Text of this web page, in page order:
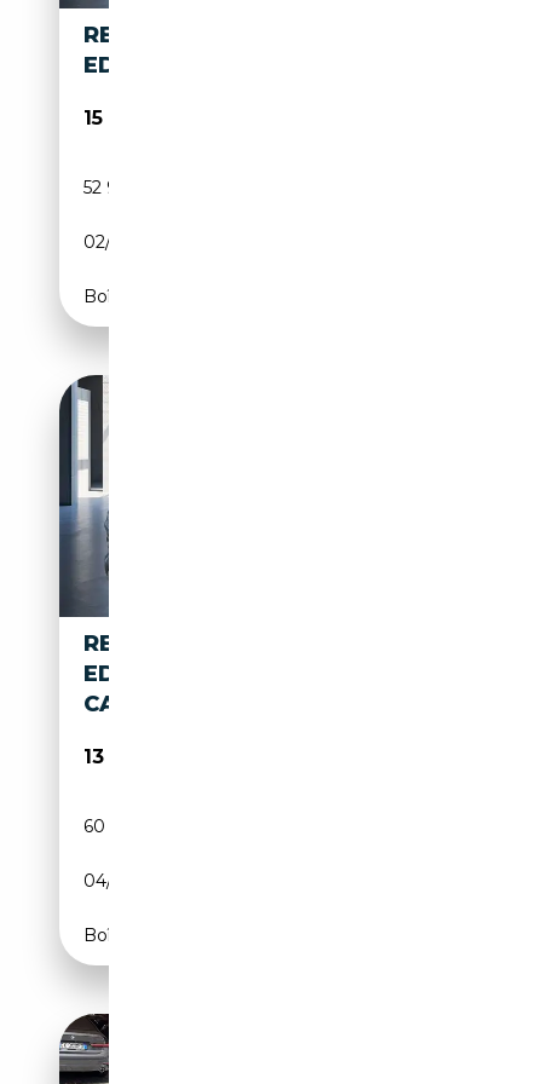
RENAULT KADJAR BUSINESS
EDITION TCE 140 EDC GPF
15 890€
52 997 km
02/2022
Boîte automatique
RENAULT KADJAR BOSE
EDITION TCE 140 GPF APPLE
CARPLAY SHZ
13 990€
60 220 km
04/2020
Boîte manuelle